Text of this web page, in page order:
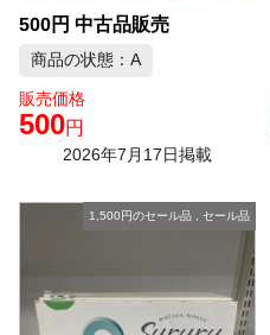
500円 中古品販売
商品の状態：A
販売価格
500円
2026年7月17日掲載
1,500円のセール品, セール品